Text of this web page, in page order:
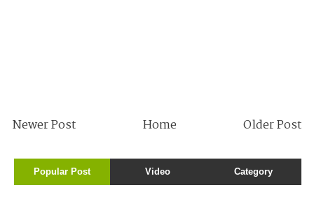
Newer Post Older Post
Home
Popular Post Video Category